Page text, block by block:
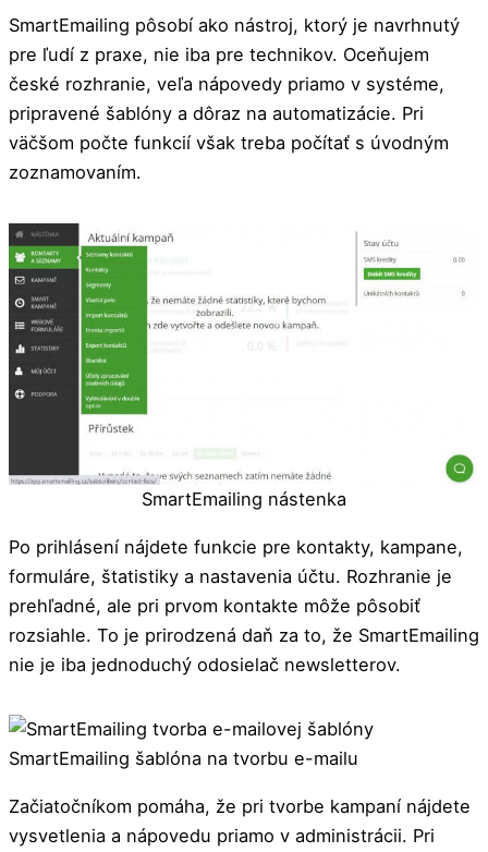
SmartEmailing pôsobí ako nástroj, ktorý je navrhnutý
pre ľudí z praxe, nie iba pre technikov. Oceňujem
české rozhranie, veľa nápovedy priamo v systéme,
pripravené šablóny a dôraz na automatizácie. Pri
väčšom počte funkcií však treba počítať s úvodným
zoznamovaním.
SmartEmailing nástenka
Po prihlásení nájdete funkcie pre kontakty, kampane,
formuláre, štatistiky a nastavenia účtu. Rozhranie je
prehľadné, ale pri prvom kontakte môže pôsobiť
rozsiahle. To je prirodzená daň za to, že SmartEmailing
nie je iba jednoduchý odosielač newsletterov.
SmartEmailing šablóna na tvorbu e-mailu
Začiatočníkom pomáha, že pri tvorbe kampaní nájdete
vysvetlenia a nápovedu priamo v administrácii. Pri